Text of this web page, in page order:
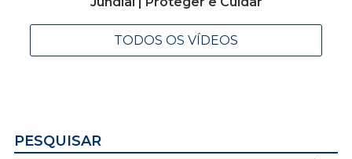
TODOS OS VÍDEOS
PESQUISAR